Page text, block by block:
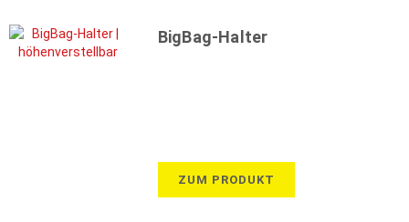
BigBag-Halter
ZUM PRODUKT